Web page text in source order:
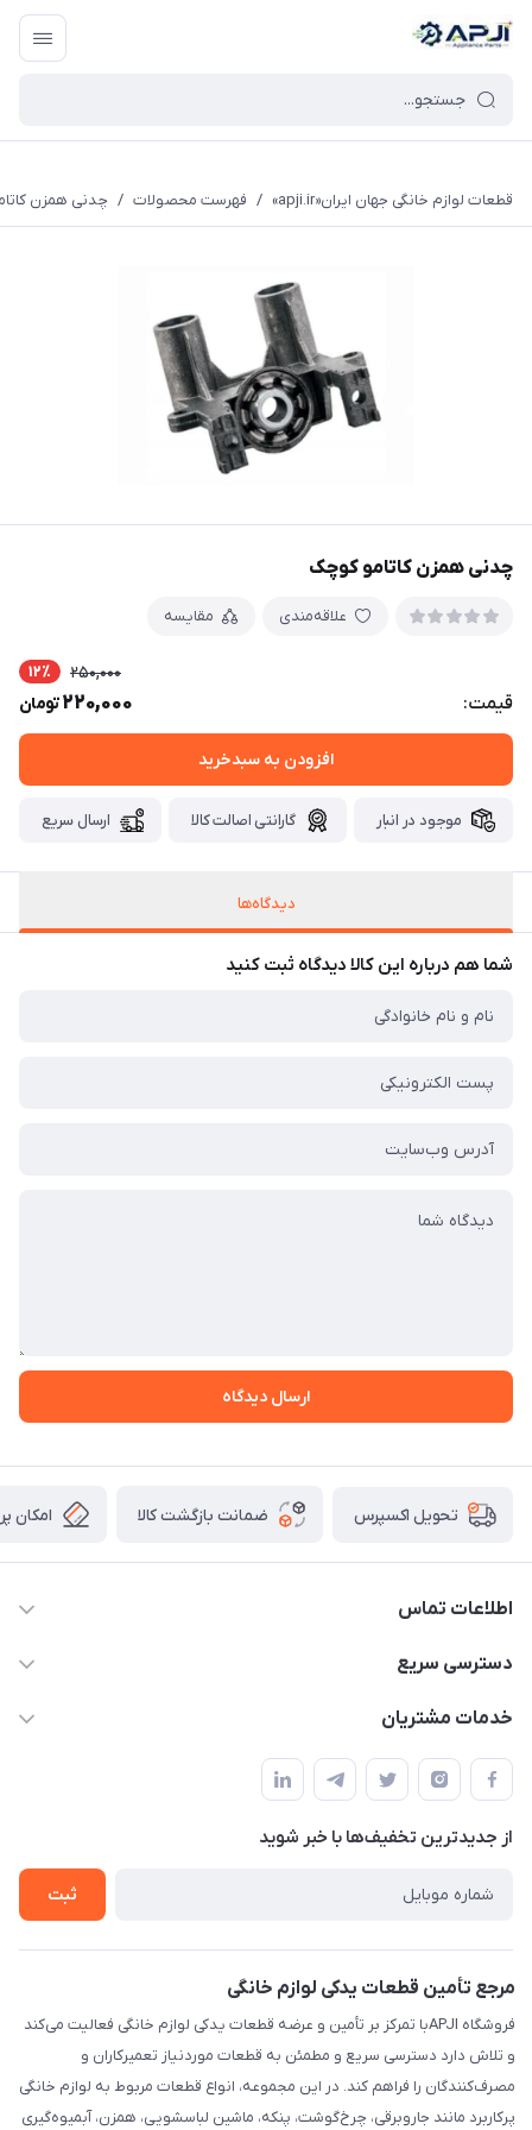
قطعات یدکی و جانبی لوازم خانگی جهان ایران
قطعات لوازم خانگی جهان ایران«apji.ir» / فهرست محصولات / چدنی همزن
چدنی همزن کاتامو کوچک
علاقه‌مندی مقایسه
قیمت:
250,000 12٪
220,000تومان
افزودن به سبدخرید
موجود در انبار گارانتی اصالت کالا ارسال سریع
دیدگاه‌ها
شما هم درباره این کالا دیدگاه ثبت کنید
ارسال دیدگاه
تحویل اکسپرس ضمانت بازگشت کالا امکان
اطلاعات تماس
09106753413
دسترسی سریع
حساب کاربری
لیست محصولات
درباره ما
خدمات مشتریان
قوانین و مقررات
حریم خصوصی
راهنما
از جدید‌ترین تخفیف‌ها با‌ خبر شوید
ثبت
مرجع تأمین قطعات یدکی لوازم خانگی
فروشگاه APJIبا تمرکز بر تأمین و عرضه قطعات یدکی لوازم خانگی فعالیت می‌کند
و تلاش دارد دسترسی سریع و مطمئن به قطعات موردنیاز تعمیرکاران و
مصرف‌کنندگان را فراهم کند. در این مجموعه، انواع قطعات مربوط به لوازم خانگی
پرکاربرد مانند جاروبرقی، چرخ‌گوشت، پنکه، ماشین لباسشویی، همزن، آبمیوه‌گیری